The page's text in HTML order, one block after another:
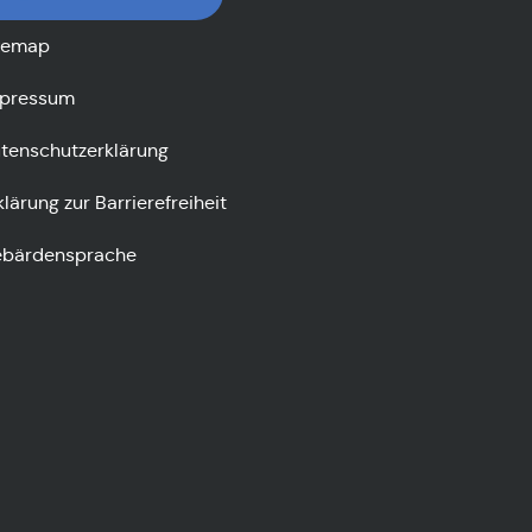
zur Barrierefreiheit